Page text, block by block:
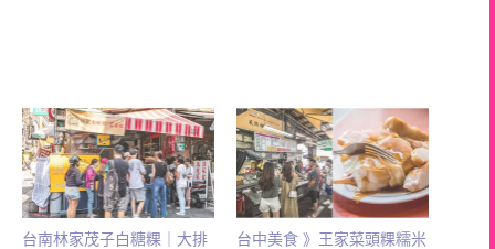
台南林家茂子白糖粿｜大排
台中美食 》王家菜頭粿糯米